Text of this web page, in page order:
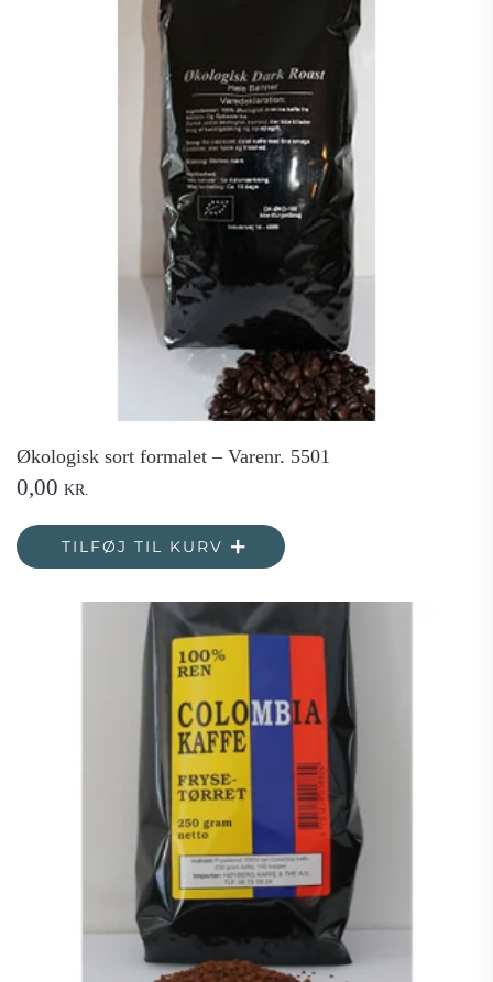
Økologisk sort formalet – Varenr. 5501
0,00 KR.
TILFØJ TIL KURV